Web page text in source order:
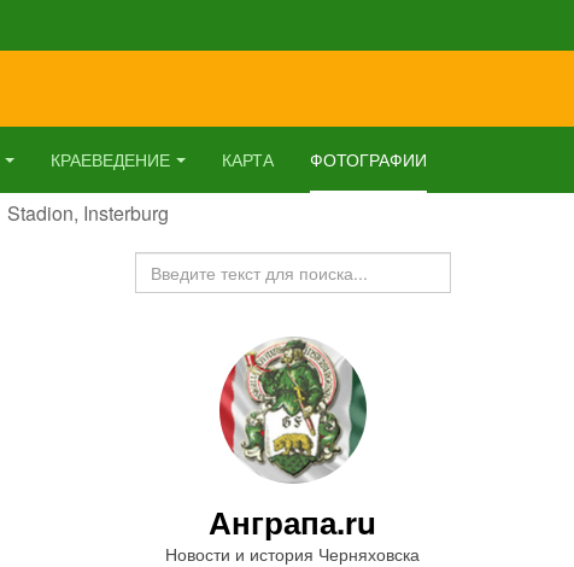
КРАЕВЕДЕНИЕ КАРТА ФОТОГРАФИИ
Stadion, Insterburg
Искать...
Анграпа.ru
Новости и история Черняховска